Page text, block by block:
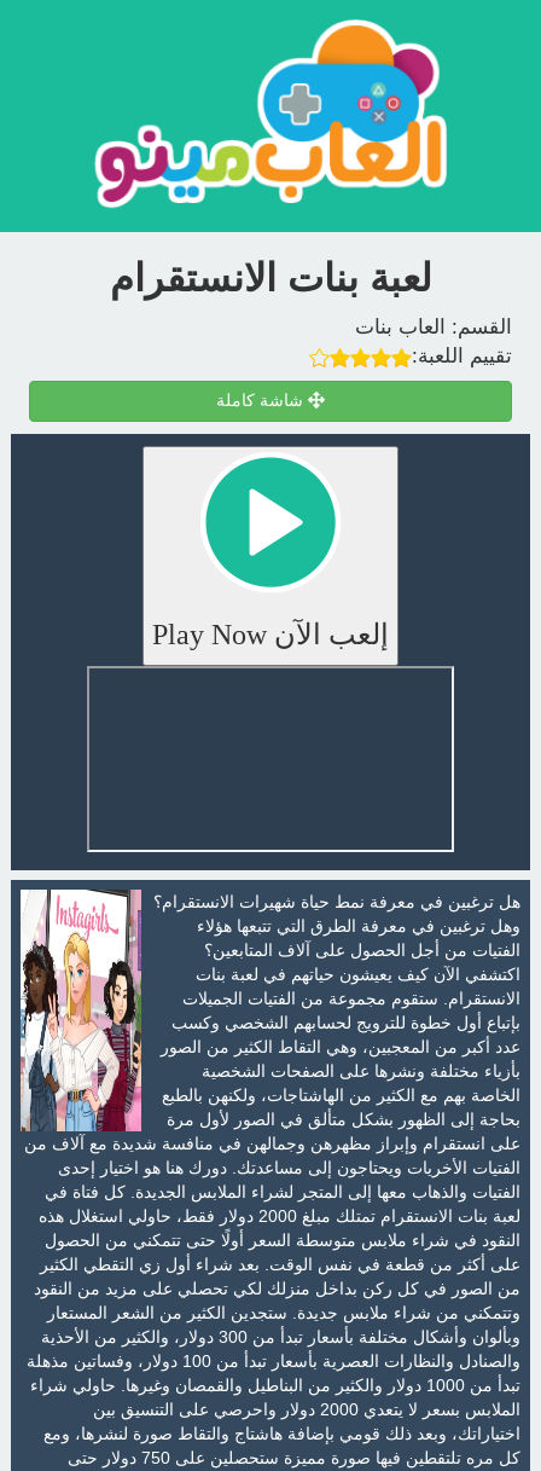
لعبة بنات الانستقرام
القسم:
العاب بنات
تقييم اللعبة:
شاشة كاملة
إلعب الآن Play Now
هل ترغبين في معرفة نمط حياة شهيرات الانستقرام؟
وهل ترغبين في معرفة الطرق التي تتبعها هؤلاء
الفتيات من أجل الحصول على آلاف المتابعين؟
اكتشفي الآن كيف يعيشون حياتهم في‏ لعبة بنات
الانستقرام. ستقوم مجموعة من الفتيات الجميلات
بإتباع أول خطوة للترويج لحسابهم الشخصي وكسب
عدد أكبر من المعجبين، وهي التقاط الكثير من الصور
بأزياء مختلفة ونشرها على الصفحات الشخصية
الخاصة بهم مع الكثير من الهاشتاجات، ولكنهن بالطبع
بحاجة إلى الظهور بشكل متألق في الصور لأول مرة
على انستقرام وإبراز مظهرهن وجمالهن في منافسة شديدة مع آلاف من
الفتيات الأخريات ويحتاجون إلى مساعدتك. دورك هنا هو اختيار إحدى
الفتيات والذهاب معها إلى المتجر لشراء الملابس الجديدة. كل فتاة في‏
لعبة بنات الانستقرام تمتلك مبلغ 2000 دولار فقط، حاولي استغلال هذه
النقود في شراء ملابس متوسطة السعر أولًا حتى تتمكني من الحصول
على أكثر من قطعة في نفس الوقت. بعد شراء أول زي التقطي الكثير
من الصور في كل ركن بداخل منزلك لكي تحصلي على مزيد من النقود
وتتمكني من شراء ملابس جديدة. ستجدين الكثير من الشعر المستعار
وبألوان وأشكال مختلفة بأسعار تبدأ من 300 دولار، والكثير من الأحذية
والصنادل والنظارات العصرية بأسعار تبدأ من 100 دولار، وفساتين مذهلة
تبدأ من 1000 دولار والكثير من البناطيل والقمصان وغيرها. حاولي شراء
الملابس بسعر لا يتعدي 2000 دولار واحرصي على التنسيق بين
اختياراتك، وبعد ذلك قومي بإضافة هاشتاج والتقاط صورة لنشرها، ومع
كل مره تلتقطين فيها صورة مميزة ستحصلين على 750 دولار حتى